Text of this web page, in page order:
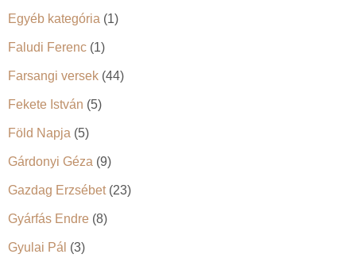
Egyéb kategória (1)
Faludi Ferenc (1)
Farsangi versek (44)
Fekete István (5)
Föld Napja (5)
Gárdonyi Géza (9)
Gazdag Erzsébet(23)
Gyárfás Endre (8)
Gyulai Pál (3)